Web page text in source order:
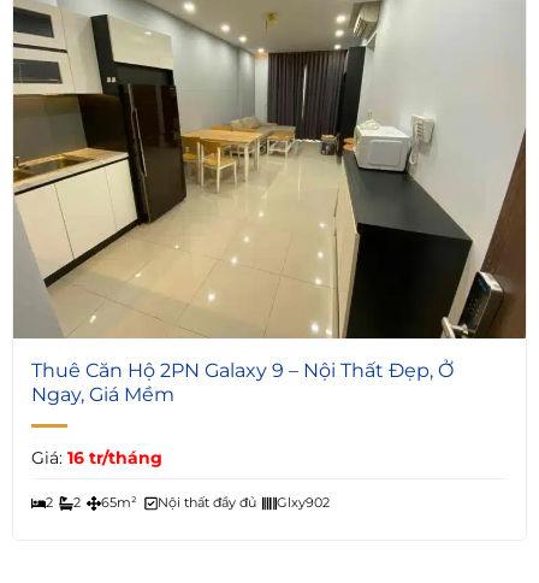
5
Thuê Căn Hộ 2PN Galaxy 9 – Nội Thất Đẹp, Ở
Ngay, Giá Mềm
Giá: 16 tr/tháng
2 2 65m² Nội thất đầy đủ Glxy902